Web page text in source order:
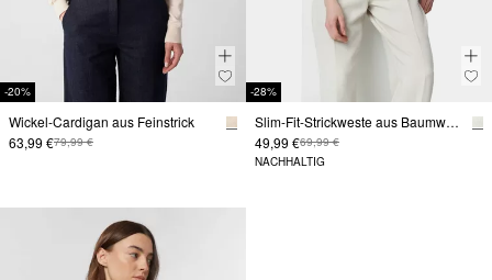
-20%
Wickel-Cardigan aus Feinstrick
63,99 €79,99 €
-28%
Slim-Fit-Strickweste aus Baumwollmix mit V-Ausschnitt
49,99 €69,99 €
NACHHALTIG